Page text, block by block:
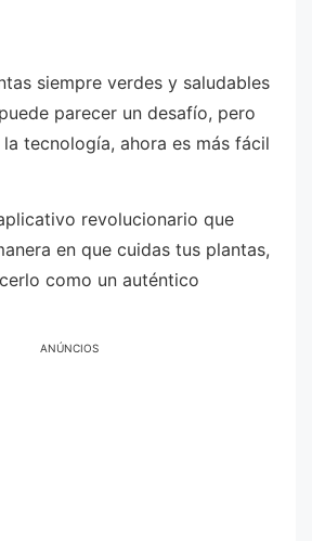
siempre verdes y saludables
parecer un desafío, pero
tecnología, ahora es más fácil
revolucionario que
en que cuidas tus plantas,
como un auténtico
ANÚNCIOS